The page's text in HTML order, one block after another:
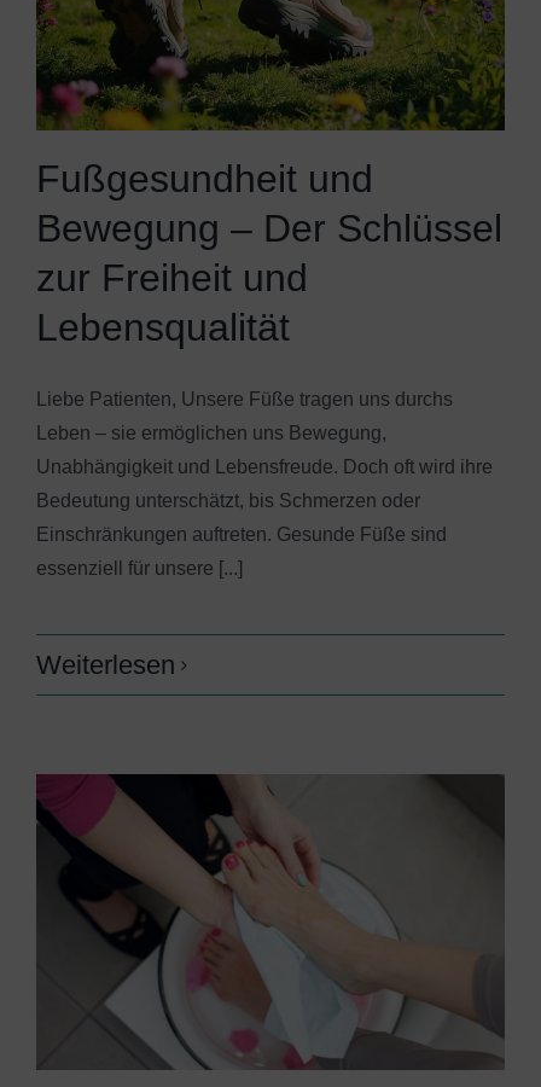
Fußgesundheit und
Bewegung – Der Schlüssel
zur Freiheit und
Lebensqualität
Liebe Patienten, Unsere Füße tragen uns durchs
Leben – sie ermöglichen uns Bewegung,
Unabhängigkeit und Lebensfreude. Doch oft wird ihre
Bedeutung unterschätzt, bis Schmerzen oder
Einschränkungen auftreten. Gesunde Füße sind
essenziell für unsere [...]
Weiterlesen